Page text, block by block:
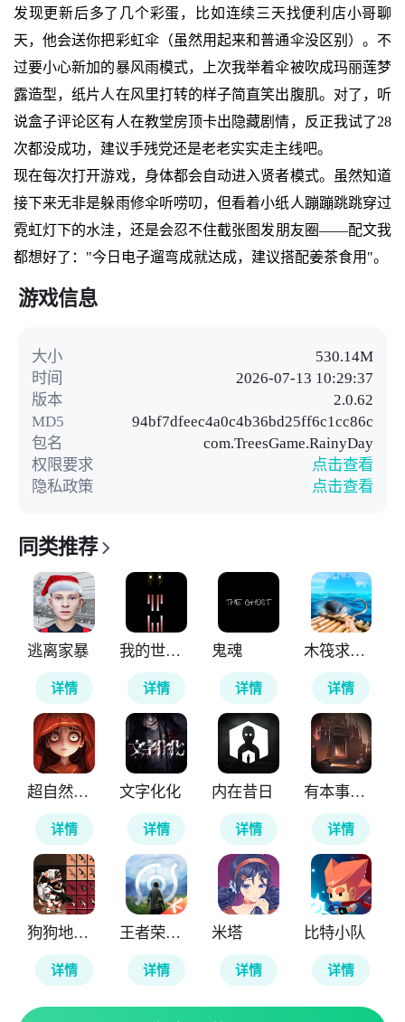
发现更新后多了几个彩蛋，比如连续三天找便利店小哥聊
天，他会送你把彩虹伞（虽然用起来和普通伞没区别）。不
过要小心新加的暴风雨模式，上次我举着伞被吹成玛丽莲梦
露造型，纸片人在风里打转的样子简直笑出腹肌。对了，听
说盒子评论区有人在教堂房顶卡出隐藏剧情，反正我试了28
次都没成功，建议手残党还是老老实实走主线吧。
现在每次打开游戏，身体都会自动进入贤者模式。虽然知道
接下来无非是躲雨修伞听唠叨，但看着小纸人蹦蹦跳跳穿过
霓虹灯下的水洼，还是会忍不住截张图发朋友圈——配文我
都想好了："今日电子遛弯成就达成，建议搭配姜茶食用"。
游戏信息
大小
530.14M
时间
2026-07-13 10:29:37
版本
2.0.62
MD5
94bf7dfeec4a0c4b36bd25ff6c1cc86c
包名
com.TreesGame.RainyDay
权限要求
点击查看
隐私政策
点击查看
同类推荐
逃离家暴
详情
我的世界雾中人
详情
鬼魂
详情
木筏求生4无尽之海
详情
超自然行动组
详情
文字化化
详情
内在昔日
详情
有本事来开门
详情
狗狗地铁突围2
详情
王者荣耀世界
详情
米塔
详情
比特小队
详情